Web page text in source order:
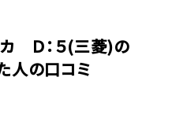
Ｄ：５(三菱)の
人の口コミ